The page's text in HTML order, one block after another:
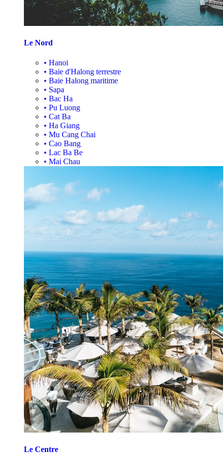
Le Nord
• Hanoi
• Baie d'Halong terrestre
• Baie Halong maritime
• Sapa
• Bac Ha
• Pu Luong
• Cat Ba
• Ha Giang
• Mu Cang Chai
• Cao Bang
• Lac Ba Be
• Mai Chau
Le Centre